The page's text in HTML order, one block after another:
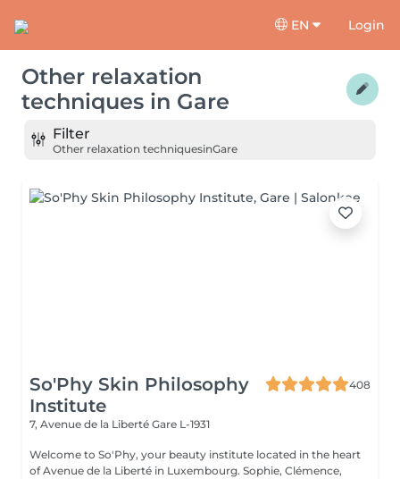
EN Login
Other relaxation
techniques in Gare
Filter
Other relaxation techniquesinGare
So'Phy Skin Philosophy
Institute
408
7, Avenue de la Liberté Gare L-1931
Welcome to So'Phy, your beauty institute located in the heart
of Avenue de la Liberté in Luxembourg. Sophie, Clémence,